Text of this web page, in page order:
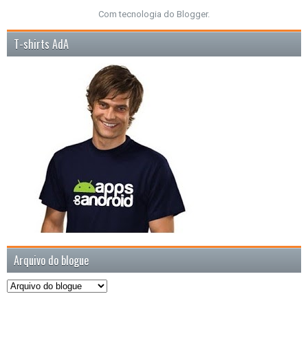
Com tecnologia do Blogger.
T-shirts AdA
Arquivo do blogue